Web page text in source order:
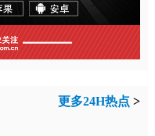
更多24H热点 >